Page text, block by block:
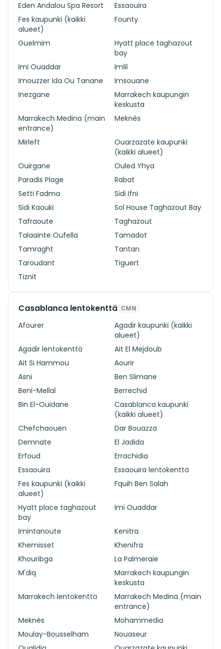
Eden Andalou Spa Resort
Essaouira
Fes kaupunki (kaikki
alueet)
Founty
Guelmim
Hyatt place taghazout
bay
Imi Ouaddar
Imlil
Imouzzer Ida Ou Tanane
Imsouane
Inezgane
Marrakech kaupungin
keskusta
Marrakech Medina (main
entrance)
Meknès
Mirleft
Ouarzazate kaupunki
(kaikki alueet)
Ouirgane
Ouled Yhya
Paradis Plage
Rabat
Setti Fadma
Sidi Ifni
Sidi Kaouki
Sol House Taghazout Bay
Tafraoute
Taghazout
Talaainte Oufella
Tamadot
Tamraght
Tantan
Taroudant
Tiguert
Tiznit
Casablanca lentokenttä CMN
Afourer
Agadir kaupunki (kaikki
alueet)
Agadir lentokenttä
Ait El Mejdoub
Ait Si Hammou
Aourir
Asni
Ben Slimane
Beni-Mellal
Berrechid
Bin El-Ouidane
Casablanca kaupunki
(kaikki alueet)
Chefchaouen
Dar Bouazza
Demnate
El Jadida
Erfoud
Errachidia
Essaouira
Essaouira lentokenttä
Fes kaupunki (kaikki
alueet)
Fquih Ben Salah
Hyatt place taghazout
bay
Imi Ouaddar
Imintanoute
Kenitra
Khemisset
Khenifra
Khouribga
La Palmeraie
M'diq
Marrakech kaupungin
keskusta
Marrakech lentokenttä
Marrakech Medina (main
entrance)
Meknès
Mohammedia
Moulay-Bousselham
Nouaseur